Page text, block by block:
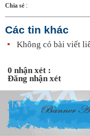
Chia sẻ :
Các tin khác
Không có bài viết
0 nhận xét :
Đăng nhận xét